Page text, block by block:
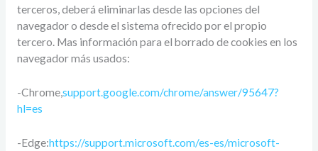
terceros, deberá eliminarlas desde las opciones del
navegador o desde el sistema ofrecido por el propio
tercero. Mas información para el borrado de cookies en los
navegador más usados:
-Chrome,support.google.com/chrome/answer/95647?
hl=es
-Edge:https://support.microsoft.com/es-es/microsoft-